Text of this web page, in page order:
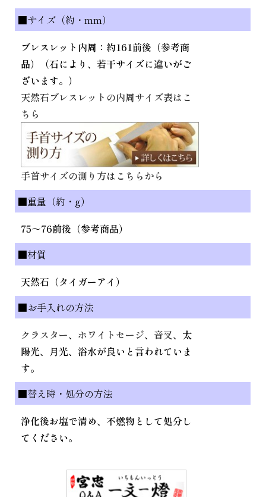
■サイズ（約・mm）
ブレスレット内周：約161前後（参考商
品）（石により、若干サイズに違いがご
ざいます。）
天然石ブレスレットの内周サイズ表はこ
ちら
手首サイズの測り方はこちらから
■重量（約・g）
75～76前後（参考商品）
■材質
天然石（タイガーアイ）
■お手入れの方法
クラスター、 ホワイトセージ、 音叉、太
陽光、月光、浴水が良いと言われていま
す。
■替え時・処分の方法
浄化後お塩で清め、不燃物として処分し
てください。